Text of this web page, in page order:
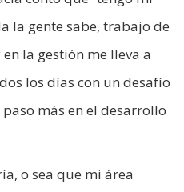
la gente sabe, trabajo de
la gestión me lleva a
los días con un desafío
más en el desarrollo
o sea que mi área